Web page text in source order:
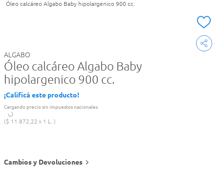
Óleo calcáreo Algabo Baby hipolargenico 900 cc.
ALGABO
Óleo calcáreo Algabo Baby
hipolargenico 900 cc.
¡Calificá este producto!
Cargando precio sin impuestos nacionales
$ 11 .872,22 1 L.
Cambios y Devoluciones
Doves